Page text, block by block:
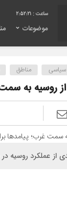
2:52:22
موضوعات
سیاسی مناطق
به سمت
از عملکرد روسیه